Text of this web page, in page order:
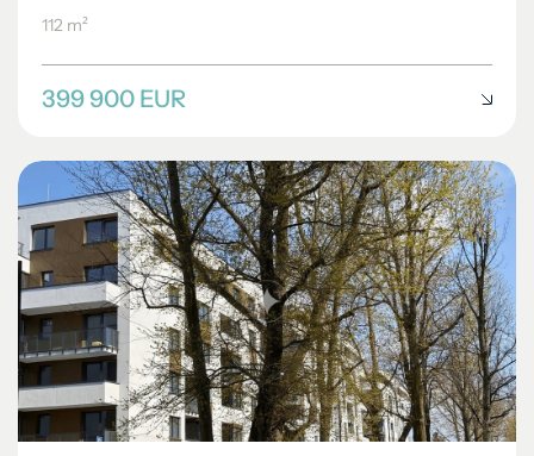
112 m²
399 900 EUR